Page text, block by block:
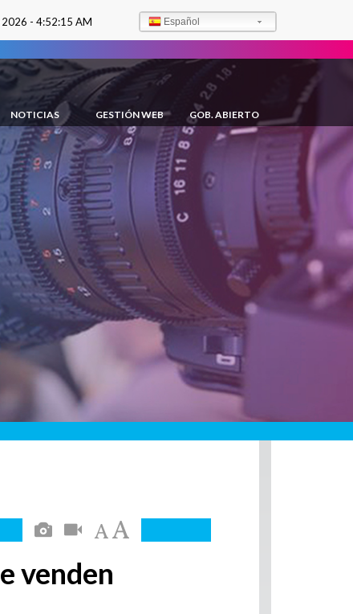
2026 - 4:52:16 AM Español
NOTICIAS GESTIÓN WEB GOB. ABIERTO
venden